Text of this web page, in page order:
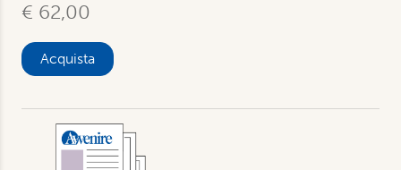
€ 62,00
Acquista